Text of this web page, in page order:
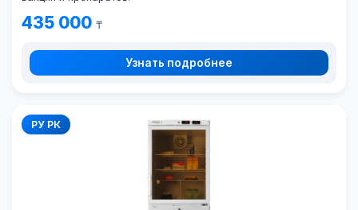
435 000 ₸
Узнать подробнее
РУ РК